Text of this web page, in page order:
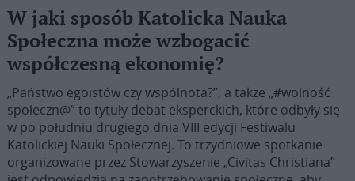
W jaki sposób Katolicka Nauka
Społeczna może wzbogacić
współczesną ekonomię?
„Państwo egoistów czy wspólnota?”, a także „#wolność
społeczn@” to tytuły debat eksperckich, które odbyły się
w po południu drugiego dnia VIII edycji Festiwalu
Katolickiej Nauki Społecznej. To trzydniowe spotkanie
organizowane przez Stowarzyszenie „Civitas Christiana”